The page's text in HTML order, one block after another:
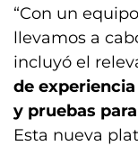
“Con un
llevamos a
incluyó el
de
y pruebas
Esta nueva